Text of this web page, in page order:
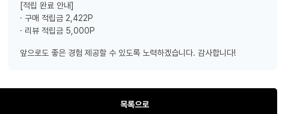
[적립 완료 안내]
· 구매 적립금 2,422P
· 리뷰 적립금 5,000P
앞으로도 좋은 경험 제공할 수 있도록 노력하겠습니다. 감사합니다!
목록으로